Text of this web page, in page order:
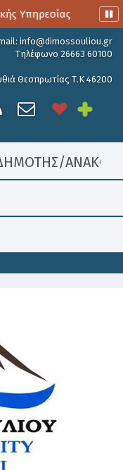
Υπηρεσίας
info@dimossouliou.gr
Τηλέφωνο 26663 60100
Θεσπρωτίας Τ.Κ 46200
/